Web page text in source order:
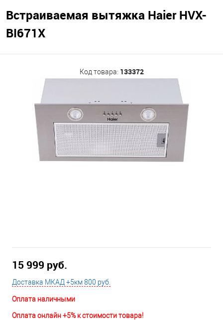
Встраиваемая вытяжка Haier HVX-
BI671X
Код товара: 133372
15 999 руб.
Доставка МКАД +5км 800 руб.
Оплата наличными
Оплата онлайн +5% к стоимости товара!